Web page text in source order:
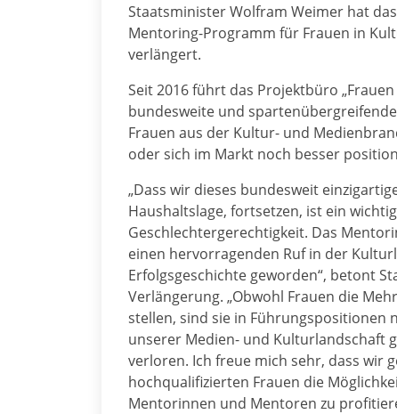
Staatsminister Wolfram Weimer hat
Mentoring-Programm für Frauen in
verlängert.
Seit 2016 führt das Projektbüro
bundesweite und spartenübergreifende
Frauen aus der Kultur- und
oder sich im Markt noch besser
„Dass wir dieses bundesweit
Haushaltslage, fortsetzen, ist ein
Geschlechtergerechtigkeit. Das
einen hervorragenden Ruf in der
Erfolgsgeschichte geworden“, betont
Verlängerung. „Obwohl Frauen die
stellen, sind sie in Führungspositionen
unserer Medien- und Kulturlandschaft
verloren. Ich freue mich sehr, dass wir
hochqualifizierten Frauen die
Mentorinnen und Mentoren zu